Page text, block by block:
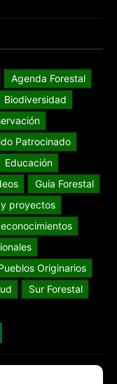
Agenda Forestal
Biodiversidad
Patrocinado
Educación
Guia Forestal
proyectos
Originarios
Sur Forestal